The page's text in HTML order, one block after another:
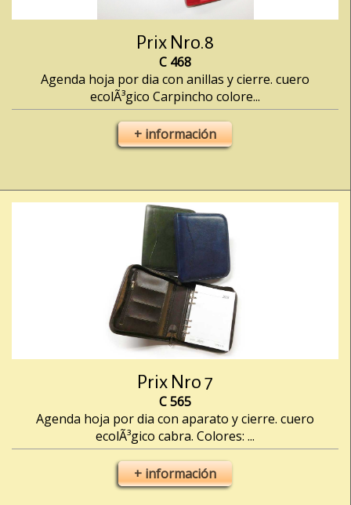
Prix Nro.8
C 468
Agenda hoja por dia con anillas y cierre. cuero
ecolÃ³gico Carpincho colore...
+ información
Prix Nro 7
C 565
Agenda hoja por dia con aparato y cierre. cuero
ecolÃ³gico cabra. Colores: ...
+ información